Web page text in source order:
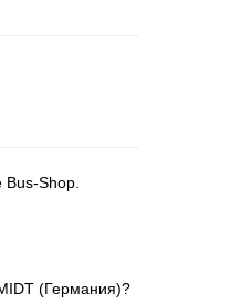
Shop.
(Германия)?